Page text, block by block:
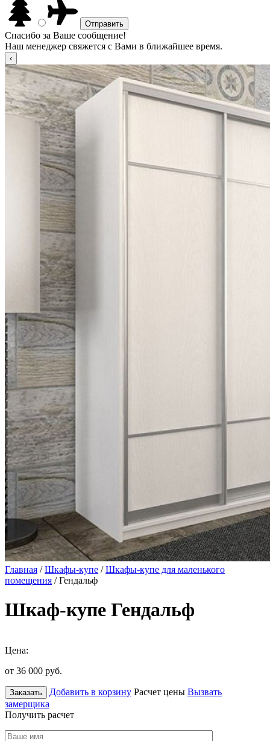
Спасибо за Ваше сообщение!
Наш менеджер свяжется с Вами в ближайшее время.
Главная /Шкафы-купе /Шкафы-купе для маленького
помещения / Гендальф
Шкаф-купе Гендальф
Цена:
от 36 000 руб.
Заказать Добавить в корзину Расчет цены Вызвать
замерщика
Получить расчет